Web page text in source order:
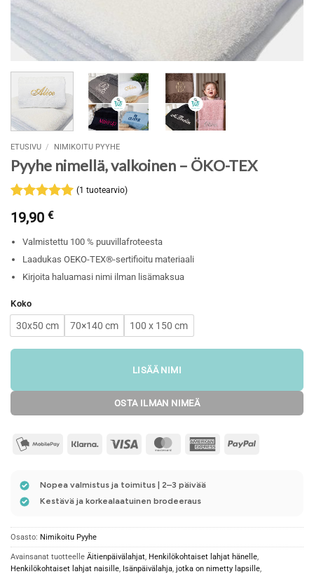
ETUSIVU / NIMIKOITU PYYHE
Pyyhe nimellä, valkoinen – ÖKO-TEX
5
5:stä
asiakkaan
arvotukseen.
(1 tuotearvio)
19,90 €
Valmistettu 100 % puuvillafroteesta
Laadukas OEKO-TEX®-sertifioitu materiaali
Kirjoita haluamasi nimi ilman lisämaksua
Koko
30x50 cm 70×140 cm 100 x 150 cm
LISÄÄ NIMI
OSTA ILMAN NIMEÄ
mobilepay2 Klarna Visa MasterCard AmericanPayPal
Nopea valmistus ja toimitus | 2–3 päivää
Kestävä ja korkealaatuinen brodeeraus
Osasto: Nimikoitu Pyyhe
Avainsanat tuotteelle Äitienpäivälahjat, Henkilökohtaiset lahjat hänelle,
Henkilökohtaiset lahjat naisille, Isänpäivälahja, jotka on nimetty lapsille,